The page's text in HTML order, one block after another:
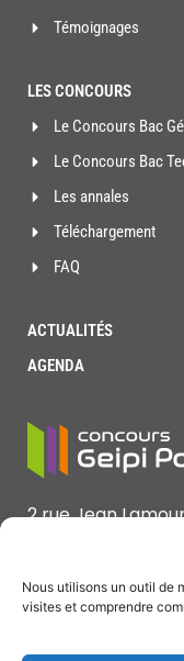
Nous utilisons un outil de
visites et comprendre
Témoignages
LES CONCOURS
Le Concours Bac
Le Concours Bac
Les annales
Téléchargement
FAQ
ACTUALITÉS
AGENDA
2 rue Jean
Tél : +33 (0)3 72